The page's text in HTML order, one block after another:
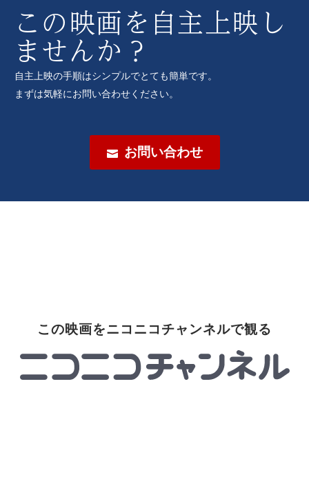
この映画を自主上映し
ませんか？
自主上映の手順はシンプルでとても簡単です。
まずは気軽にお問い合わせください。
 お問い合わせ
この映画をニコニコチャンネルで観る